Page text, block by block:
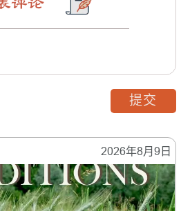
2026年8月9日
提交